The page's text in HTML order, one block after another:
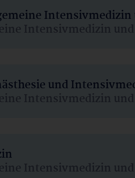
Intensivmedizin
Intensivmedizin
und
Intensivmedizin
Intensivmedizin